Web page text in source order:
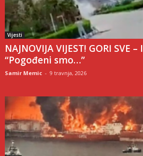
Vijesti
NAJNOVIJA VIJEST! GORI SVE
“Pogođeni smo…”
Samir Memic - 9 travnja, 2026